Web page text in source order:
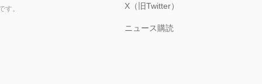
す。
X（旧Twitter）
ニュース購読